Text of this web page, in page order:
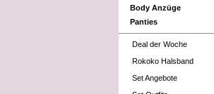
Body Anzüge
Panties
Deal der Woche
Rokoko Halsband
Set Angebote